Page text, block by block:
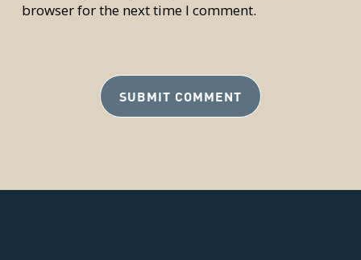
browser for the next time I comment.